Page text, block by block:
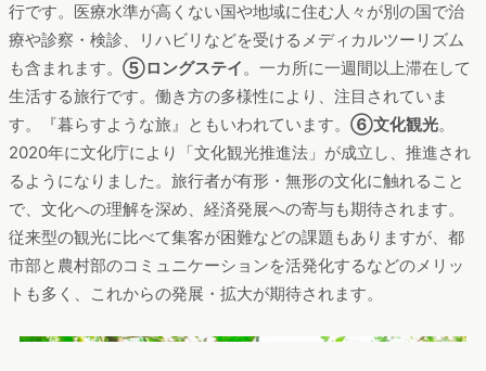
行です。医療水準が高くない国や地域に住む人々が別の国で治
療や診察・検診、リハビリなどを受けるメディカルツーリズム
も含まれます。 ⑤ロングステイ。一カ所に一週間以上滞在して
生活する旅行です。働き方の多様性により、注目されていま
す。『暮らすような旅』ともいわれています。 ⑥文化観光。
2020年に文化庁により「文化観光推進法」が成立し、推進され
るようになりました。旅行者が有形・無形の文化に触れること
で、文化への理解を深め、経済発展への寄与も期待されます。
従来型の観光に比べて集客が困難などの課題もありますが、都
市部と農村部のコミュニケーションを活発化するなどのメリッ
トも多く、これからの発展・拡大が期待されます。